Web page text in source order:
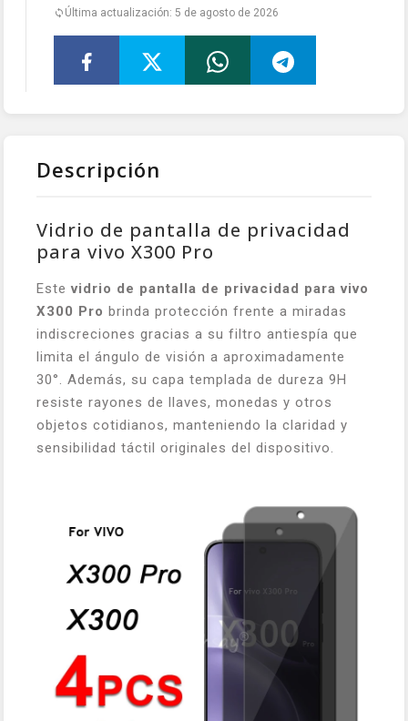
Última actualización: 5 de agosto de 2026
Descripción
Vidrio de pantalla de privacidad
para vivo X300 Pro
Estevidrio de pantalla de privacidad para vivo
X300 Pro brinda protección frente a miradas
indiscreciones gracias a su filtro antiespía que
limita el ángulo de visión a aproximadamente
30°. Además, su capa templada de dureza 9H
resiste rayones de llaves, monedas y otros
objetos cotidianos, manteniendo la claridad y
sensibilidad táctil originales del dispositivo.